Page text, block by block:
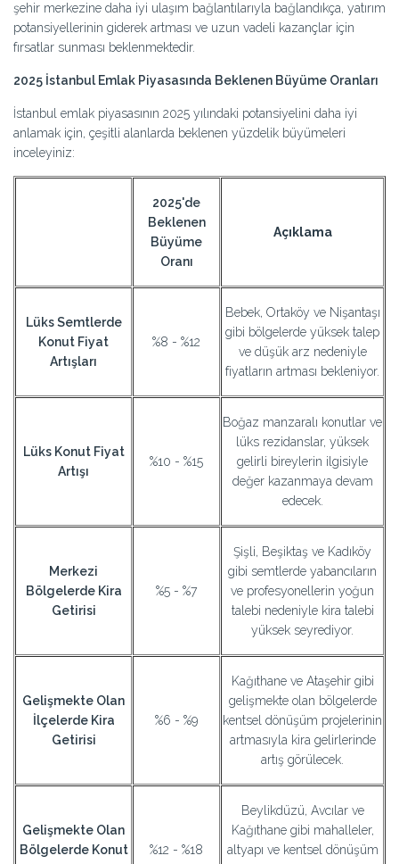
şehir merkezine daha iyi ulaşım bağlantılarıyla bağlandıkça, yatırım
potansiyellerinin giderek artması ve uzun vadeli kazançlar için
fırsatlar sunması beklenmektedir.
2025 İstanbul Emlak Piyasasında Beklenen Büyüme Oranları
İstanbul emlak piyasasının 2025 yılındaki potansiyelini daha iyi
anlamak için, çeşitli alanlarda beklenen yüzdelik büyümeleri
inceleyiniz:
2025'de
Beklenen
Büyüme
Oranı
Açıklama
Lüks Semtlerde
Konut Fiyat
Artışları
%8 - %12
Bebek, Ortaköy ve Nişantaşı
gibi bölgelerde yüksek talep
ve düşük arz nedeniyle
fiyatların artması bekleniyor.
Lüks Konut Fiyat
Artışı
%10 - %15
Boğaz manzaralı konutlar ve
lüks rezidanslar, yüksek
gelirli bireylerin ilgisiyle
değer kazanmaya devam
edecek.
Merkezi
Bölgelerde Kira
Getirisi
%5 - %7
Şişli, Beşiktaş ve Kadıköy
gibi semtlerde yabancıların
ve profesyonellerin yoğun
talebi nedeniyle kira talebi
yüksek seyrediyor.
Gelişmekte Olan
İlçelerde Kira
Getirisi
%6 - %9
Kağıthane ve Ataşehir gibi
gelişmekte olan bölgelerde
kentsel dönüşüm projelerinin
artmasıyla kira gelirlerinde
artış görülecek.
Gelişmekte Olan
Bölgelerde Konut
%12 - %18
Beylikdüzü, Avcılar ve
Kağıthane gibi mahalleler,
altyapı ve kentsel dönüşüm